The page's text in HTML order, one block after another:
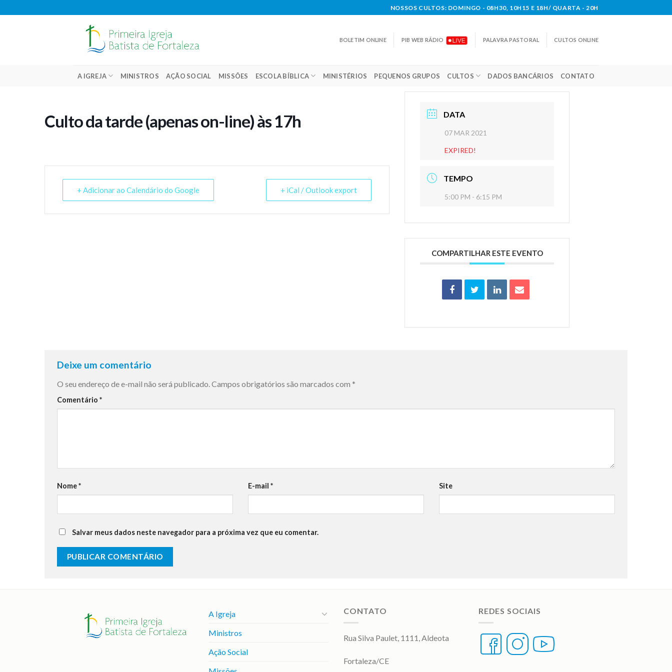
to
NOSSOS CULTOS: DOMINGO - 08H30, 10H15 E 18H/ QUARTA - 20H
BOLETIM ONLINE PIB WEB RÁDIO PALAVRA PASTORAL CULTOS ONLINE
A IGREJA MINISTROS AÇÃO SOCIAL MISSÕES ESCOLA BÍBLICA MINISTÉRIOS PEQUENOS GRUPOS CULTOS DADOS BANCÁRIOS CONTATO
Culto da tarde (apenas on-line) às 17h
+ Adicionar ao Calendário do Google + iCal / Outlook export
DATA
07 MAR 2021
EXPIRED!
TEMPO
5:00 PM - 6:15 PM
COMPARTILHAR ESTE EVENTO
Deixe um comentário
O seu endereço de e-mail não será publicado. Campos obrigatórios são marcados com *
Comentário *
Nome* E-mail * Site
Salvar meus dados neste navegador para a próxima vez que eu comentar.
A Igreja
Ministros
Ação Social
CONTATO
Rua Silva Paulet, 1111, Aldeota
Fortaleza/CE
REDES SOCIAIS